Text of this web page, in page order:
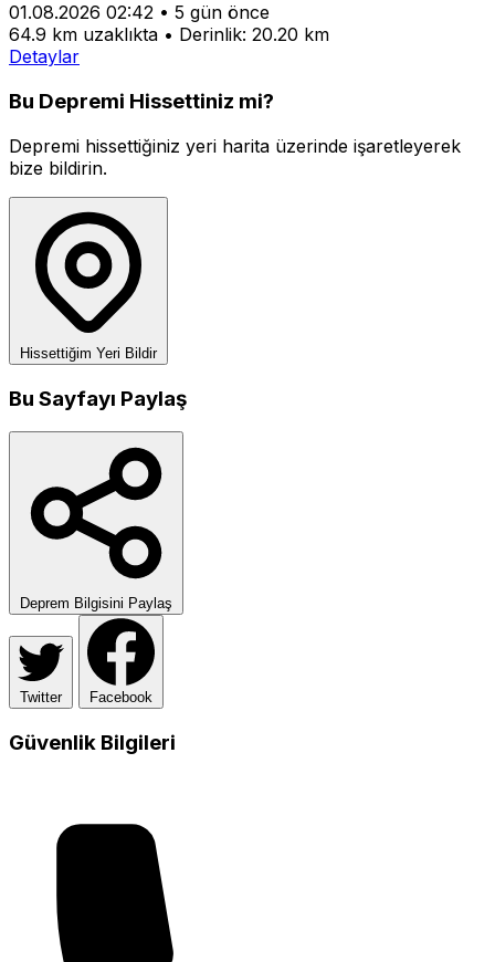
01.08.2026 02:42 • 5 gün önce
64.9 km uzaklıkta • Derinlik: 20.20 km
Detaylar
Bu Depremi Hissettiniz mi?
Depremi hissettiğiniz yeri harita üzerinde işaretleyerek
bize bildirin.
Hissettiğim Yeri Bildir
Bu Sayfayı Paylaş
Deprem Bilgisini Paylaş
Twitter Facebook
Güvenlik Bilgileri